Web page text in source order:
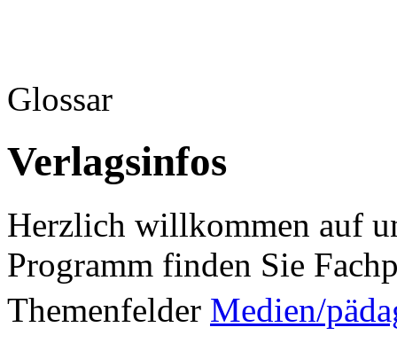
Glossar
Verlagsinfos
Herzlich willkommen auf
Programm finden Sie
Themenfelder Medien/